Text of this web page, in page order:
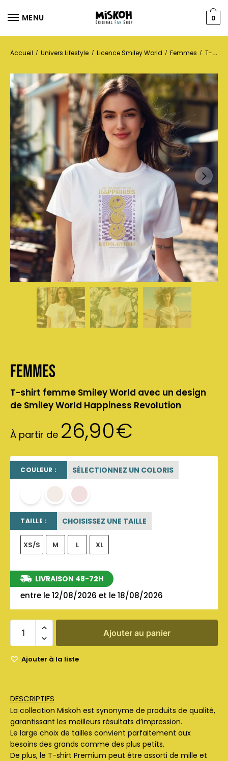
MENU 0
Accueil / Univers Lifestyle / Licence Smiley World / Femmes / T-shirts
Femmes
T-shirt femme Smiley World avec un design
de Smiley World Happiness Revolution
À partir de 26,90€
COULEUR : SÉLECTIONNEZ UN COLORIS
blanc
TAILLE : CHOISISSEZ UNE TAILLE
XS/S M L XL
LIVRAISON 48-72H
entre le 12/08/2026 et le 18/08/2026
Ajouter au panier
Ajouter à la liste
DESCRIPTIFS
La collection Miskoh est synonyme de produits de qualité,
garantissant les meilleurs résultats d’impression.
Le large choix de tailles convient parfaitement aux
besoins des grands comme des plus petits.
De plus, le T-shirt Premium peut être assorti de mille et